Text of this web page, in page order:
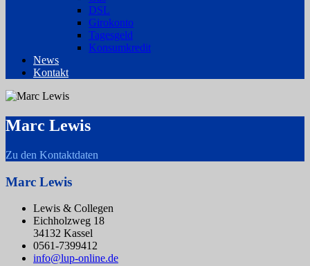
DSL
Girokonto
Tagesgeld
Konsumkredit
News
Kontakt
Marc Lewis
Zu den Kontaktdaten
Marc Lewis
Lewis & Collegen
Eichholzweg 18
34132 Kassel
0561-7399412
info@lup-online.de